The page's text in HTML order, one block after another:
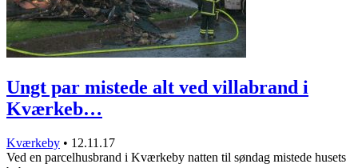
Ungt par mistede alt ved villabrand i
Kværkeb…
Kværkeby • 12.11.17
Ved en parcelhusbrand i Kværkeby natten til søndag mistede husets